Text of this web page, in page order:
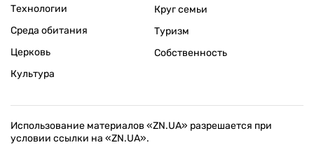
Технологии
Среда обитания
Церковь
Культура
Круг семьи
Туризм
Собственность
Использование материалов «ZN.UA» разрешается при
условии ссылки на «ZN.UA».